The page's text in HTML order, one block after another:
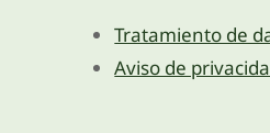
Tratamiento de
Aviso de